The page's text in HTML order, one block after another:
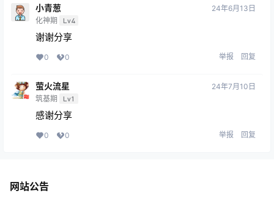
小青葱
化神期 Lv4
24年6月13日
谢谢分享
0 0 举报 回复
萤火流星
筑基期 Lv1
24年7月10日
感谢分享
0 0 举报 回复
网站公告